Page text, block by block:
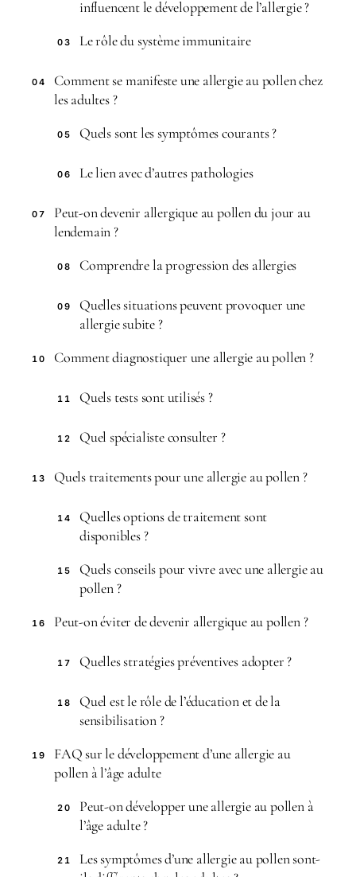
influencent le développement de l’allergie ?
03 Le rôle du système immunitaire
04
Comment se manifeste une allergie au pollen chez
les adultes ?
05 Quels sont les symptômes courants ?
06 Le lien avec d’autres pathologies
07
Peut-on devenir allergique au pollen du jour au
lendemain ?
08 Comprendre la progression des allergies
09
Quelles situations peuvent provoquer une
allergie subite ?
10 Comment diagnostiquer une allergie au pollen ?
11 Quels tests sont utilisés ?
12 Quel spécialiste consulter ?
13 Quels traitements pour une allergie au pollen ?
14
Quelles options de traitement sont
disponibles ?
15
Quels conseils pour vivre avec une allergie au
pollen ?
16 Peut-on éviter de devenir allergique au pollen ?
17 Quelles stratégies préventives adopter ?
18
Quel est le rôle de l’éducation et de la
sensibilisation ?
19
FAQ sur le développement d’une allergie au
pollen à l’âge adulte
20
Peut-on développer une allergie au pollen à
l’âge adulte ?
21
Les symptômes d’une allergie au pollen sont-